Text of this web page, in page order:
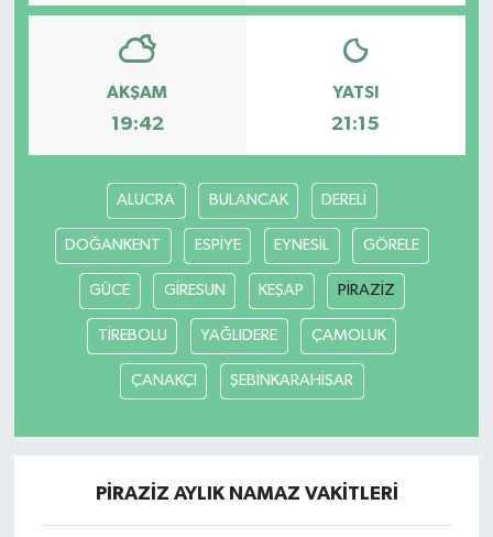
AKŞAM
19:42
YATSI
21:15
ALUCRA BULANCAK DERELİ
DOĞANKENT ESPİYE EYNESİL GÖRELE
GÜCE GİRESUN KEŞAP PİRAZİZ
TİREBOLU YAĞLIDERE ÇAMOLUK
ÇANAKÇI ŞEBİNKARAHİSAR
PİRAZİZ AYLIK NAMAZ VAKITLERI
Yerel Haber
Etiketler